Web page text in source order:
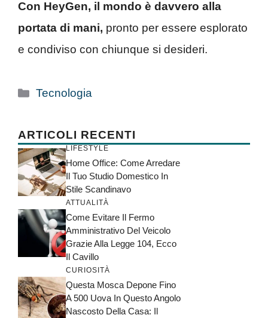
Con HeyGen, il mondo è davvero alla
portata di mani, pronto per essere esplorato
e condiviso con chiunque si desideri.
Categorie
Tecnologia
ARTICOLI RECENTI
LIFESTYLE
Home Office: Come Arredare
Il Tuo Studio Domestico In
Stile Scandinavo
ATTUALITÀ
Come Evitare Il Fermo
Amministrativo Del Veicolo
Grazie Alla Legge 104, Ecco
Il Cavillo
CURIOSITÀ
Questa Mosca Depone Fino
A 500 Uova In Questo Angolo
Nascosto Della Casa: Il